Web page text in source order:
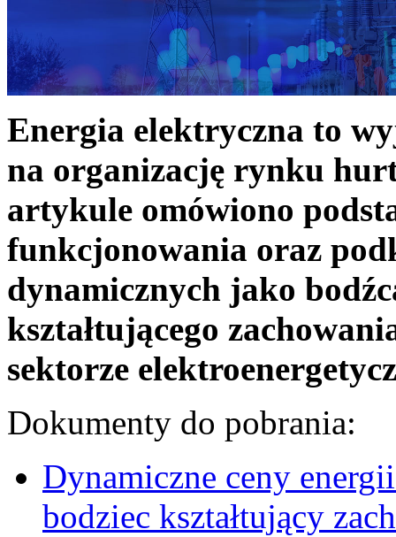
Energia elektryczna to
na organizację rynku
artykule omówiono
funkcjonowania oraz
dynamicznych jako
kształtującego
sektorze
Dokumenty do pobrania:
Dynamiczne ceny
bodziec kształtujący